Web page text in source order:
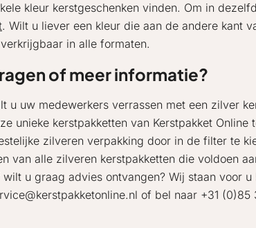
kleur kerstgeschenken vinden. Om in
. Wilt u liever een kleur die aan de andere kant
in alle formaten.
of meer informatie?
u uw medewerkers verrassen met een zilver
unieke kerstpakketten van Kerstpakket
zilveren verpakking door in de filter te
van alle zilveren kerstpakketten die voldoen
wilt u graag advies ontvangen? Wij staan voor
of bel naar +31 (0)85